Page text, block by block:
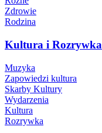
Zdrowie
Rodzina
Kultura i Rozrywka
Muzyka
Zapowiedzi kultura
Skarby Kultury
Wydarzenia
Kultura
Rozrywka